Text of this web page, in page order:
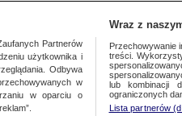
FAKTY PO FAKTACH
Partnerów
użytkownika i
Odbywa
w
w oparciu o
Wraz z
Przechowywanie
treści.
lub kombinacji
ograniczonych
Lista partnerów